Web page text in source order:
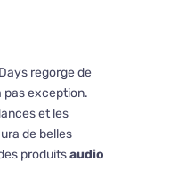
regorge de
pas exception.
et les
de belles
produitsaudio